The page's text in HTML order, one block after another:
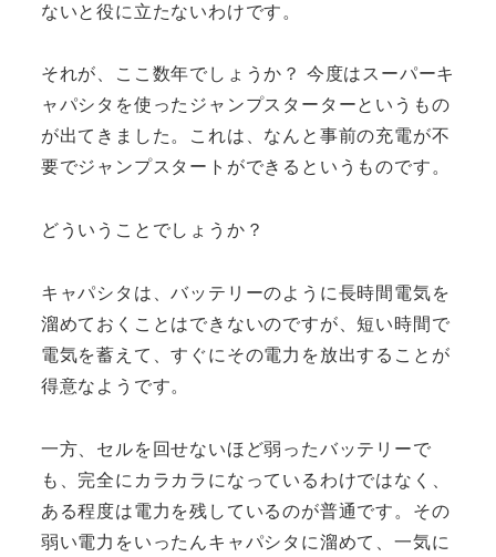
ないと役に立たないわけです。
それが、ここ数年でしょうか？ 今度はスーパーキ
ャパシタを使ったジャンプスターターというもの
が出てきました。これは、なんと事前の充電が不
要でジャンプスタートができるというものです。
どういうことでしょうか？
キャパシタは、バッテリーのように長時間電気を
溜めておくことはできないのですが、短い時間で
電気を蓄えて、すぐにその電力を放出することが
得意なようです。
一方、セルを回せないほど弱ったバッテリーで
も、完全にカラカラになっているわけではなく、
ある程度は電力を残しているのが普通です。その
弱い電力をいったんキャパシタに溜めて、一気に